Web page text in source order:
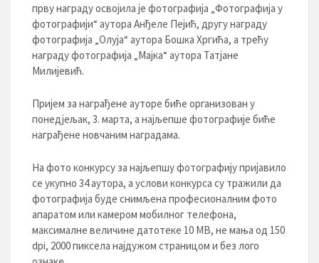
прву награду освојила је фотографија „Фотографија у
фотографији“ аутора Анђеле Пејић, другу награду
фотографија „Олуја“ аутора Бошка Хргића, а трећу
награду фотографија „Мајка“ аутора Татјане
Милијевић.
Пријем за награђене ауторе биће организован у
понедјељак, 3. марта, а најљепше фотографије биће
награђене новчаним наградама.
На фото конкурсу за најљепшу фотографију пријавило
се укупно 34 аутора, а услови конкурса су тражили да
фотографија буде снимљена професионалним фото
апаратом или камером мобилног телефона,
максималне величине датотеке 10 МВ, не мања од 150
dpi, 2000 пиксела најдужом страницом и без лого